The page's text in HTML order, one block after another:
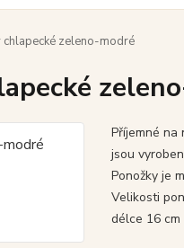
chlapecké zeleno-modré
Příjemné na
jsou
Ponožky je
Velikosti
délce 16